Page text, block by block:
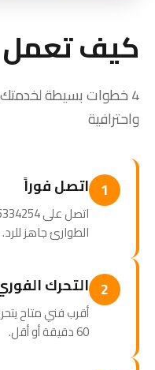
كيف تعمل
4 خطوات بسيطة
واحترافية
1 اتصل فوراً
الطوارئ جاهز للرد.
2 التحرك
أقرب فني متاح
60 دقيقة أو أقل.